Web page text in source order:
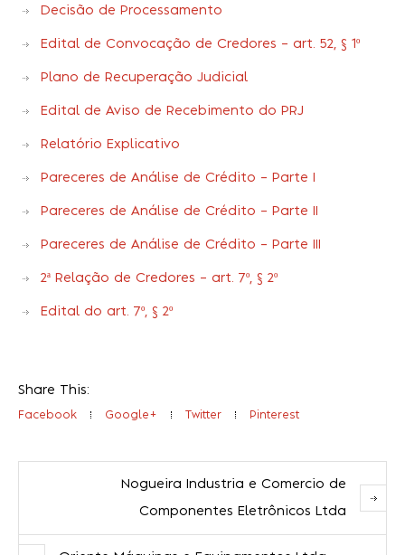
Decisão de Processamento
Edital de Convocação de Credores – art. 52, § 1º
Plano de Recuperação Judicial
Edital de Aviso de Recebimento do PRJ
Relatório Explicativo
Pareceres de Análise de Crédito – Parte I
Pareceres de Análise de Crédito – Parte II
Pareceres de Análise de Crédito – Parte III
2ª Relação de Credores – art. 7º, § 2º
Edital do art. 7º, § 2º
Share This:
Facebook Google+ Twitter Pinterest
Nogueira Industria e Comercio de
Componentes Eletrônicos Ltda